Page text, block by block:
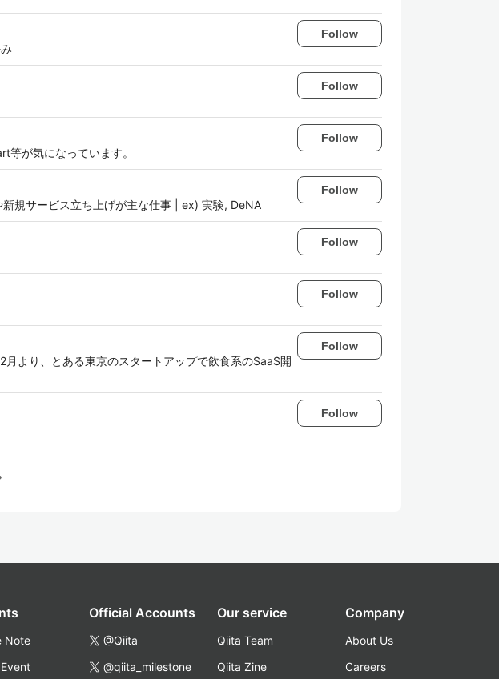
Follow
Follow
が気になっています。
Follow
規サービス立ち上げが主な仕事 | ex) 実験, DeNA
Follow
Follow
Follow
より、とある東京のスタートアップで飲食系のSaaS開
Follow
Follow
Note
Official Accounts
@Qiita
@qiita_milestone
Our service
Qiita Team
Qiita Zine
Company
About Us
Careers